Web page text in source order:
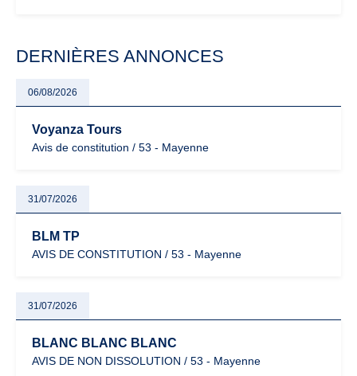
DERNIÈRES ANNONCES
06/08/2026
Voyanza Tours
Avis de constitution / 53 - Mayenne
31/07/2026
BLM TP
AVIS DE CONSTITUTION / 53 - Mayenne
31/07/2026
BLANC BLANC BLANC
AVIS DE NON DISSOLUTION / 53 - Mayenne